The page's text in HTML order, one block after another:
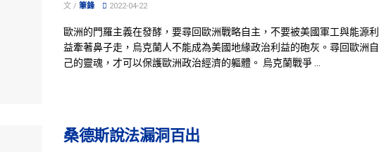
文 / 筆鋒 2022-04-22
歐洲的門羅主義在發酵，要尋回歐洲戰略自主，不要被美國軍工與能源利
益牽著鼻子走，烏克蘭人不能成為美國地緣政治利益的砲灰。尋回歐洲自
己的靈魂，才可以保護歐洲政治經濟的軀體。 烏克蘭戰爭 ...
桑德斯說法漏洞百出